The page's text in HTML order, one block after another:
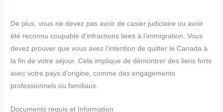
De plus, vous ne devez pas avoir de casier judiciaire ou avoir
été reconnu coupable d’infractions liées à l’immigration. Vous
devez prouver que vous avez l’intention de quitter le Canada à
la fin de votre séjour. Cela implique de démontrer des liens forts
avec votre pays d’origine, comme des engagements
professionnels ou familiaux.
Documents requis et Information